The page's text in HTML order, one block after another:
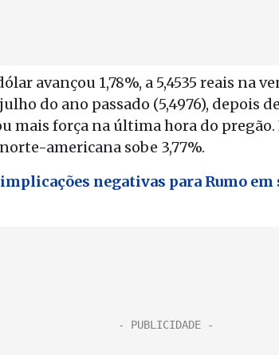
avançou 1,78%, a 5,4535 reais na
do ano passado (5,4976), depois
mais força na última hora do
americana sobe 3,77%.
negativas para Rumo